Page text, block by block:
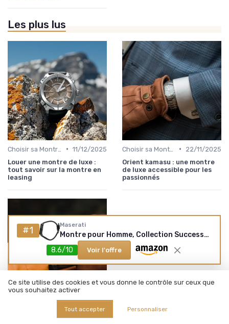
#1 Maserati
Montre pour Homme, Collection Successo, en Acier, Silicone, avec Bracelet en Silicone - R8871621011
8.6/10
Voir l'offre
Les plus lus
• 11/12/2025
Louer une montre de luxe :
tout savoir sur la montre en
leasing
•
22/11/2025
Orient kamasu : une montre
de luxe accessible pour les
passionnés
• 11/11/2025
Comment choisir un support
Ce site utilise des cookies et vous donne le contrôle sur ceux que
vous souhaitez activer
Tout accepter Personnaliser